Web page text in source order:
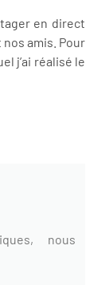
en direct
amis. Pour
j’ai réalisé le
nous